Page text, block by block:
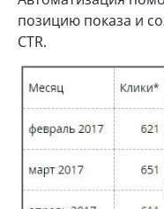
позицию показа и
CTR.